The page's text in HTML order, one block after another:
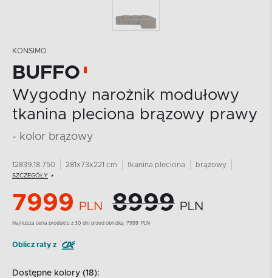
KONSIMO
BUFFO
Wygodny narożnik modułowy
tkanina pleciona brązowy prawy
- kolor brązowy
12839.18.750 281x73x221 cm tkanina pleciona brązowy
SZCZEGÓŁY
7999 PLN 8999 PLN
Najnizsza cena produktu z 30 dni przed obniżką: 7999 PLN
Oblicz raty z
Dostępne kolory (18):